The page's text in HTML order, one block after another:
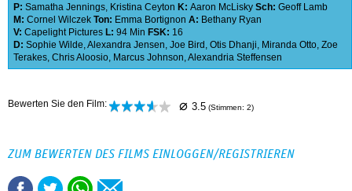
P: Samatha Jennings, Kristina Ceyton K: Aaron McLisky Sch: Geoff Lamb
M: Cornel Wilczek Ton: Emma Bortignon A: Bethany Ryan
V: Capelight Pictures L: 94 Min FSK: 16
D: Sophie Wilde,Alexandra Jensen, Joe Bird , Otis Dhanji, Miranda Otto, Zoe
Terakes, Chris Aloosio, Marcus Johnson,Alexandria Steffensen
Bewerten Sie den Film: ⌀ 3.5 (Stimmen: 2)
ZUM BEWERTEN DES FILMS EINLOGGEN/REGISTRIEREN